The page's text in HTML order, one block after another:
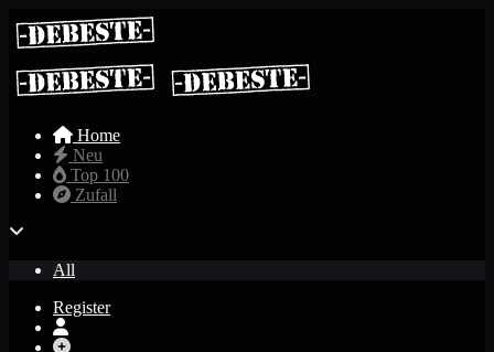
Home
Neu
Top 100
Zufall
All
Register